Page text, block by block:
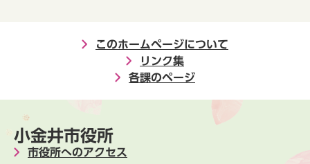
このホームページについて
リンク集
各課のページ
小金井市役所
市役所へのアクセス